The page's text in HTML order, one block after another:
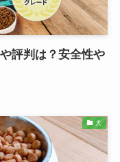
評判は？安全性や
犬